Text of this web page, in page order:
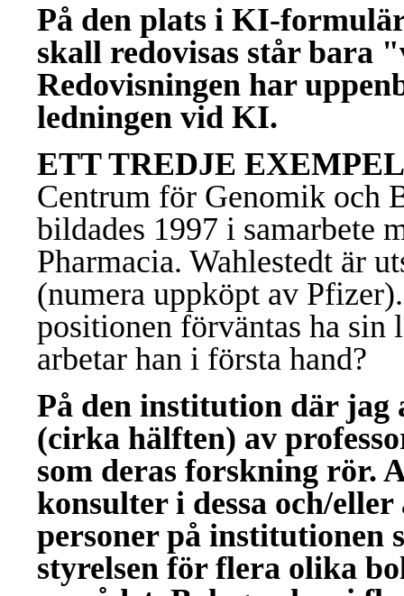
På den plats i KI-
skall redovisas står bara
Redovisningen har
ledningen vid KI.
ETT TREDJE EXEMPEL
Centrum för Genomik och
bildades 1997 i samarbete
Pharmacia. Wahlestedt är
(numera uppköpt av
positionen förväntas ha sin
arbetar han i första hand?
På den institution där jag
(cirka hälften) av
som deras forskning rör.
konsulter i dessa och/
personer på institutionen
styrelsen för flera olika